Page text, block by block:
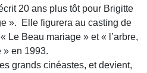
20 ans plus tôt pour Brigitte
». Elle figurera au casting de
Le Beau mariage » et « l’arbre,
» en 1993.
grands cinéastes, et devient,